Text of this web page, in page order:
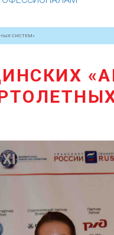
СИСТЕМ»